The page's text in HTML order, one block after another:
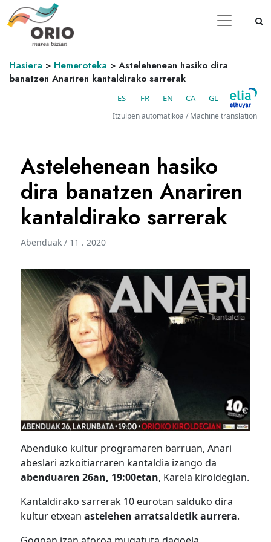
Hasiera > Hemeroteka > Astelehenean hasiko dira
banatzen Anariren kantaldirako sarrerak
ES FR EN CA GL
Itzulpen automatikoa / Machine translation
Astelehenean hasiko
dira banatzen Anariren
kantaldirako sarrerak
Abenduak / 11 . 2020
Abenduko kultur programaren barruan, Anari
abeslari azkoitiarraren kantaldia izango da
abenduaren 26an, 19:00etan, Karela kiroldegian.
Kantaldirako sarrerak 10 eurotan salduko dira
kultur etxeanastelehen arratsaldetik aurrera.